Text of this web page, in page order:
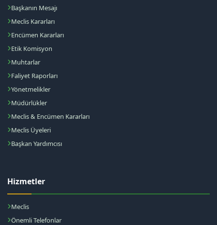
Başkanın Mesajı
Meclis Kararları
Encümen Kararları
Etik Komisyon
Muhtarlar
Faliyet Raporları
Yönetmelikler
Müdürlükler
Meclis & Encümen Kararları
Meclis Üyeleri
Başkan Yardımcısı
Hizmetler
Meclis
Önemli Telefonlar